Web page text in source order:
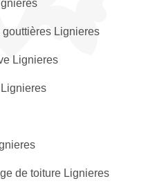
Lignieres
Lignieres
de toiture Lignieres